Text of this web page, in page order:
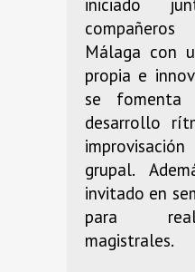
iniciado
Málaga con
propia e
se
desarrollo
grupal.
invitado en
para
magistrales.